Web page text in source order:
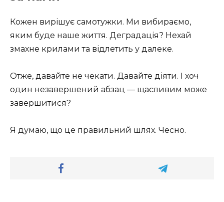
Кожен вирішує самотужки. Ми вибираємо,
яким буде наше життя. Деградація? Нехай
змахне крилами та відлетить у далеке.
Отже, давайте не чекати. Давайте діяти. І хоч
один незавершений абзац — щасливим може
завершитися?
Я думаю, що це правильний шлях. Чесно.